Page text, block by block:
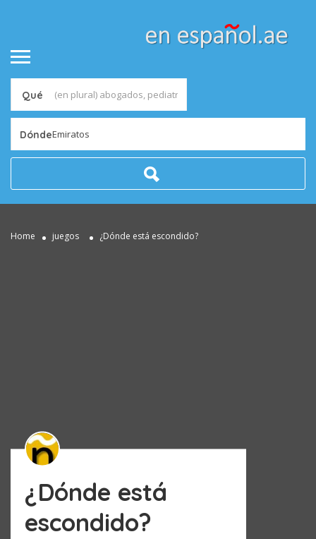
Qué
DóndeEmiratos
Home juegos ¿Dónde está escondido?
¿Dónde está
escondido?